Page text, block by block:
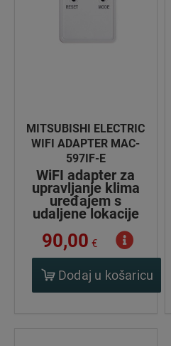
MITSUBISHI ELECTRIC
WIFI ADAPTER MAC-
597IF-E
WiFI adapter za
upravljanje klima
uređajem s
udaljene lokacije
90,00 €
Dodaj u košaricu